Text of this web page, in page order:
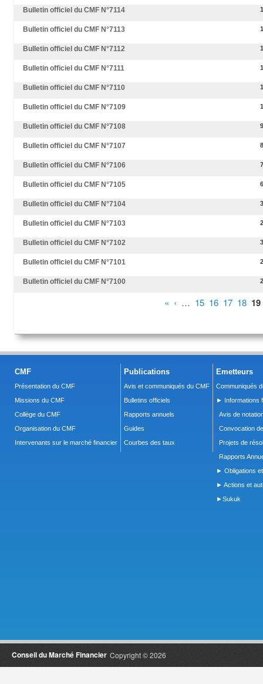
Bulletin officiel du CMF N°7114
Bulletin officiel du CMF N°7113
Bulletin officiel du CMF N°7112
Bulletin officiel du CMF N°7111
Bulletin officiel du CMF N°7110
Bulletin officiel du CMF N°7109
Bulletin officiel du CMF N°7108 9
Bulletin officiel du CMF N°7107 8
Bulletin officiel du CMF N°7106 7
Bulletin officiel du CMF N°7105 6
Bulletin officiel du CMF N°7104 3
Bulletin officiel du CMF N°7103 2
Bulletin officiel du CMF N°7102
Bulletin officiel du CMF N°7101
Bulletin officiel du CMF N°7100
« ‹ … 15 16 17 18 19
CMF
Présentation du CMF
Missions du CMF
Collège du CMF
Organisation du CMF
Intervenants sur le marché financier
Publications
Avis et communiqués du CMF
Bulletins officiels
Rapports annuels
Guides
Courbes des taux
Emetteurs
Communiqués
► Informations
Avis de
Convocation
Projets de
Rapports
► Obligations
► Actions et
►Sukuk
Copyright © 2026
Conseil du Marché Financier